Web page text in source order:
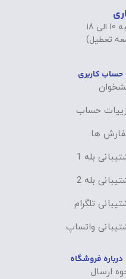
18
تعطیل)
حساب کاربری
حساب
ها
بله 1
بله 2
تلگرام
واتساپ
درباره فروشگاه
ارسال